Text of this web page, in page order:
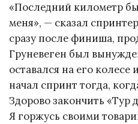
«Последний километр
меня», — сказал
сразу после финиша,
Груневеген был
оставался на его колесе
начал спринт тогда,
Здорово закончить «Тур
Я горжусь своими